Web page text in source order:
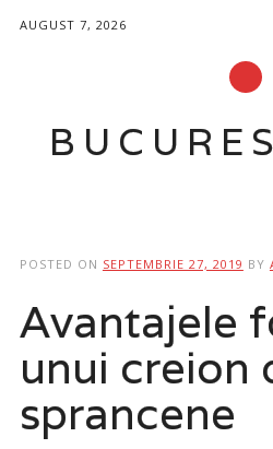
AUGUST 7, 2026
POSTED ON SEPTEMBRIE 27, 2019 BY
Avantajele
unui creion
sprancene